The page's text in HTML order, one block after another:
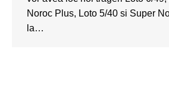
Noroc Plus, Loto 5/40 si Super
la…